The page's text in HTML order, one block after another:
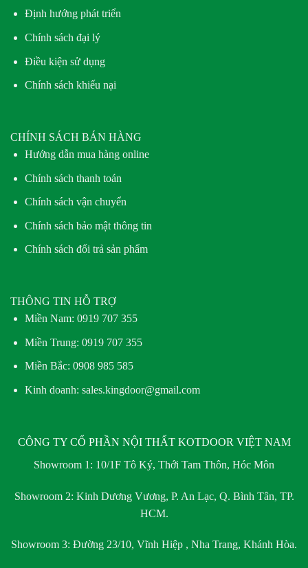
Định hướng phát triển
Chính sách đại lý
Điều kiện sử dụng
Chính sách khiếu nại
CHÍNH SÁCH BÁN HÀNG
Hướng dẫn mua hàng online
Chính sách thanh toán
Chính sách vận chuyển
Chính sách bảo mật thông tin
Chính sách đổi trả sản phẩm
THÔNG TIN HỖ TRỢ
Miền Nam: 0919 707 355
Miền Trung: 0919 707 355
Miền Bắc: 0908 985 585
Kinh doanh: sales.kingdoor@gmail.com
CÔNG TY CỔ PHẦN NỘI THẤT KOTDOOR VIỆT NAM
Showroom 1: 10/1F Tô Ký, Thới Tam Thôn, Hóc Môn
Showroom 2: Kinh Dương Vương, P. An Lạc, Q. Bình Tân, TP.
HCM.
Showroom 3: Đường 23/10, Vĩnh Hiệp , Nha Trang, Khánh Hòa.